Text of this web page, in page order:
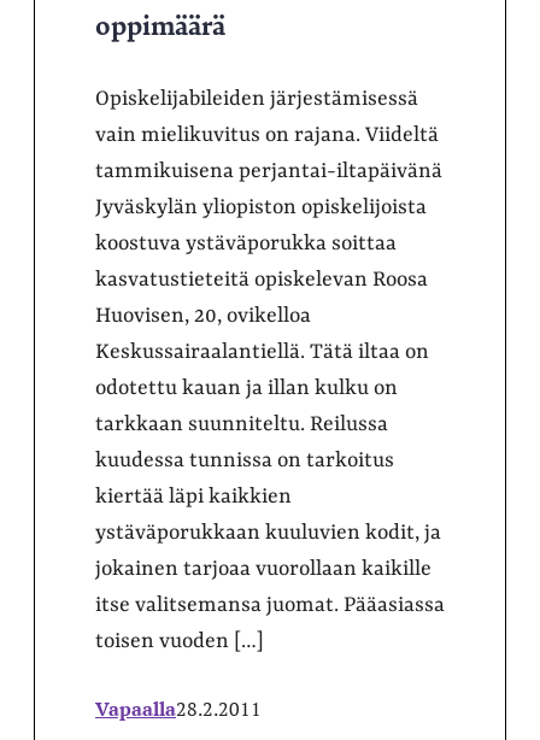
oppimäärä
Opiskelijabileiden järjestämisessä
vain mielikuvitus on rajana. Viideltä
tammikuisena perjantai-iltapäivänä
Jyväskylän yliopiston opiskelijoista
koostuva ystäväporukka soittaa
kasvatustieteitä opiskelevan Roosa
Huovisen, 20, ovikelloa
Keskussairaalantiellä. Tätä iltaa on
odotettu kauan ja illan kulku on
tarkkaan suunniteltu. Reilussa
kuudessa tunnissa on tarkoitus
kiertää läpi kaikkien
ystäväporukkaan kuuluvien kodit, ja
jokainen tarjoaa vuorollaan kaikille
itse valitsemansa juomat. Pääasiassa
toisen vuoden […]
Vapaalla28.2.2011